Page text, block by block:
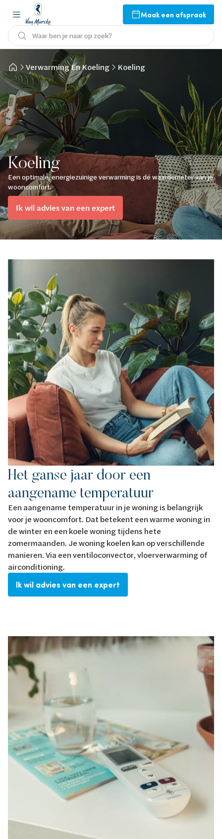
Maak een afspraak
Waar ben je naar op zoek?
Verwarming En Koeling Koeling
Koeling
Een optimale, energiezuinige verwarming is dé waardemeter van je
wooncomfort.
Ik wil advies van een expert
Het ganse jaar door een
aangename temperatuur
Een aangename temperatuur in je woning is belangrijk
voor je wooncomfort. Dat betekent een warme woning in
de winter en een koele woning tijdens hete
zomermaanden. Je woning koelen kan op verschillende
manieren. Via een ventiloconvector, vloerverwarming of
airconditioning.
Ik wil advies van een expert